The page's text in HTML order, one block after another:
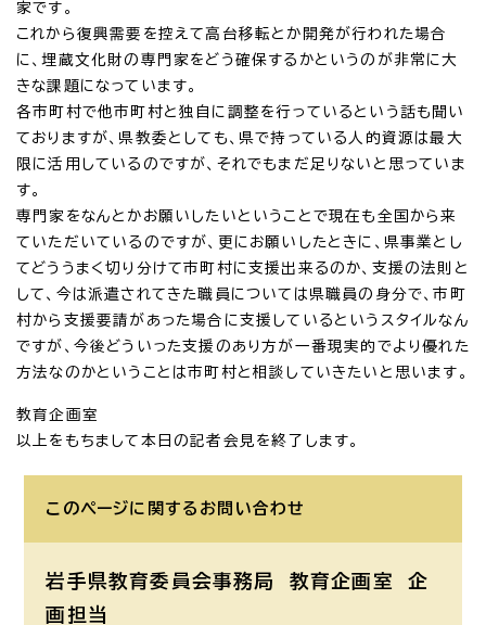
家です。
これから復興需要を控えて高台移転とか開発が行われた場合
に、埋蔵文化財の専門家をどう確保するかというのが非常に大
きな課題になっています。
各市町村で他市町村と独自に調整を行っているという話も聞い
ておりますが、県教委としても、県で持っている人的資源は最大
限に活用しているのですが、それでもまだ足りないと思っていま
す。
専門家をなんとかお願いしたいということで現在も全国から来
ていただいているのですが、更にお願いしたときに、県事業とし
てどううまく切り分けて市町村に支援出来るのか、支援の法則と
して、今は派遣されてきた職員については県職員の身分で、市町
村から支援要請があった場合に支援しているというスタイルなん
ですが、今後どういった支援のあり方が一番現実的でより優れた
方法なのかということは市町村と相談していきたいと思います。
教育企画室
以上をもちまして本日の記者会見を終了します。
このページに関する お問い合わせ
岩手県教育委員会事務局 教育企画室
企
画担当